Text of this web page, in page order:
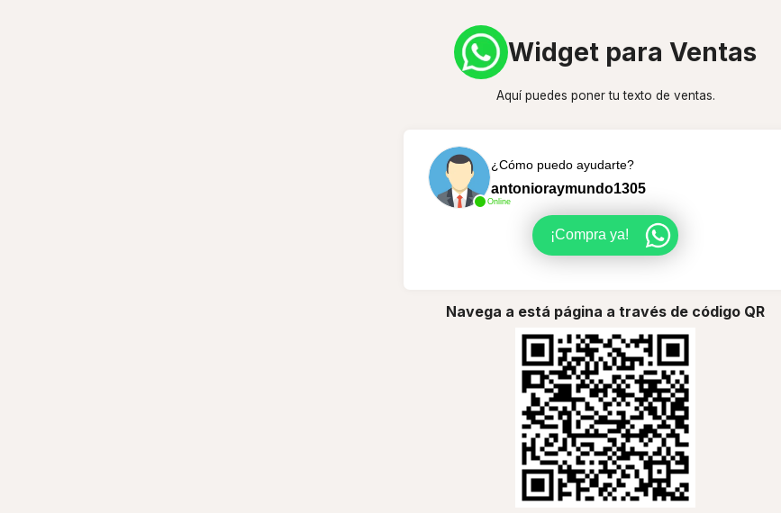
Widget para Ventas
Aquí puedes poner tu texto de ventas.
Online
¿Cómo puedo ayudarte?
antonioraymundo1305
¡Compra ya!
Navega a está página a través de código QR